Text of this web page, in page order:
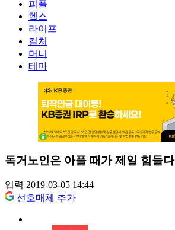
피플
헬스
라이프
컬처
머니
테마
독거노인은 아플 때가 제일 힘들다
입력 2019-03-05 14:44
선호매체 추가